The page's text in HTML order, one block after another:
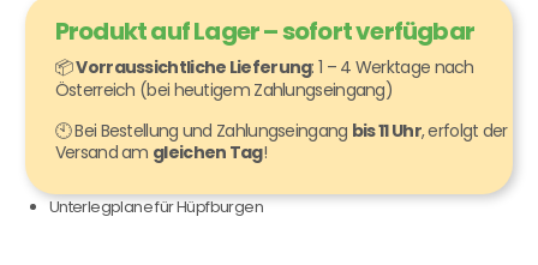
Produkt auf Lager – sofort verfügbar
📦Vorraussichtliche Lieferung: 1 – 4 Werktage nach
Österreich (bei heutigem Zahlungseingang)
🕙 Bei Bestellung und Zahlungseingang bis 11 Uhr, erfolgt der
Versand am gleichen Tag!
Unterlegplane für Hüpfburgen